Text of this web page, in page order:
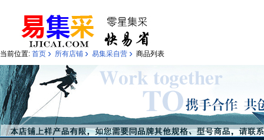
当前位置: 首页 › 所有店铺 › 易集采自营 › 商品列表